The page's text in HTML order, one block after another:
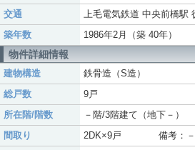
交通
上毛電気鉄道 中央前橋駅
築年数
1986年2月（築 40年）
物件詳細情報
建物構造
鉄骨造（S造）
総戸数
9戸
所在階/階数
－階/3階建て（地下－）
間取り
2DK×9戸 備考：－